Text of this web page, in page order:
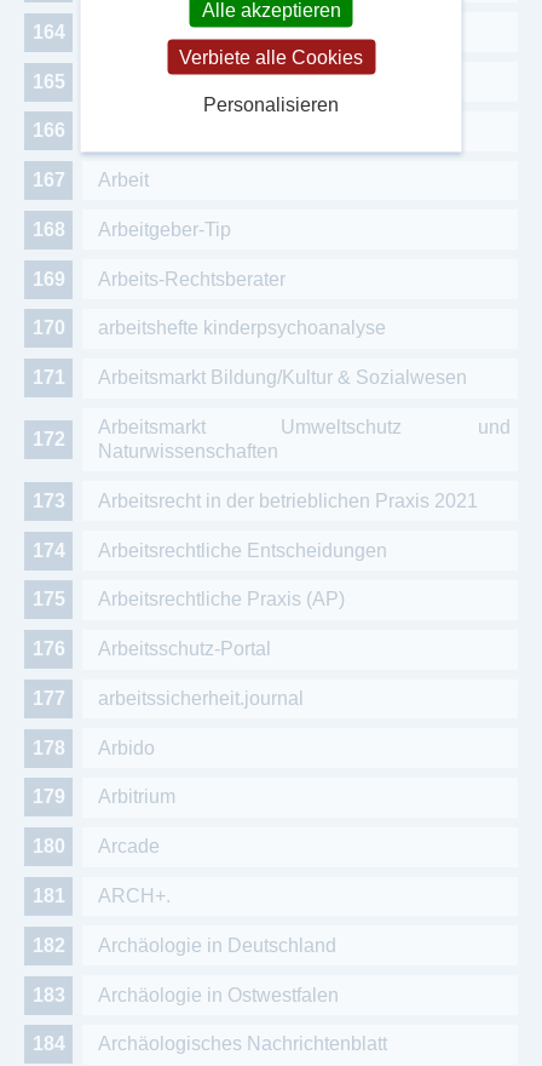
ARAB DENTAL
ARAB MEDICO
Arbeit
Arbeitgeber-Tip
Arbeits-Rechtsberater
arbeitshefte kinderpsychoanalyse
Arbeitsmarkt Bildung/Kultur & Sozialwesen
Arbeitsmarkt Umweltschutz und
Naturwissenschaften
Arbeitsrecht in der betrieblichen Praxis 2021
Arbeitsrechtliche Entscheidungen
Arbeitsrechtliche Praxis (AP)
Arbeitsschutz-Portal
arbeitssicherheit.journal
Arbido
Arbitrium
Arcade
ARCH+.
Archäologie in Deutschland
Archäologie in Ostwestfalen
Archäologisches Nachrichtenblatt
Alle akzeptieren
Verbiete alle Cookies
Personalisieren